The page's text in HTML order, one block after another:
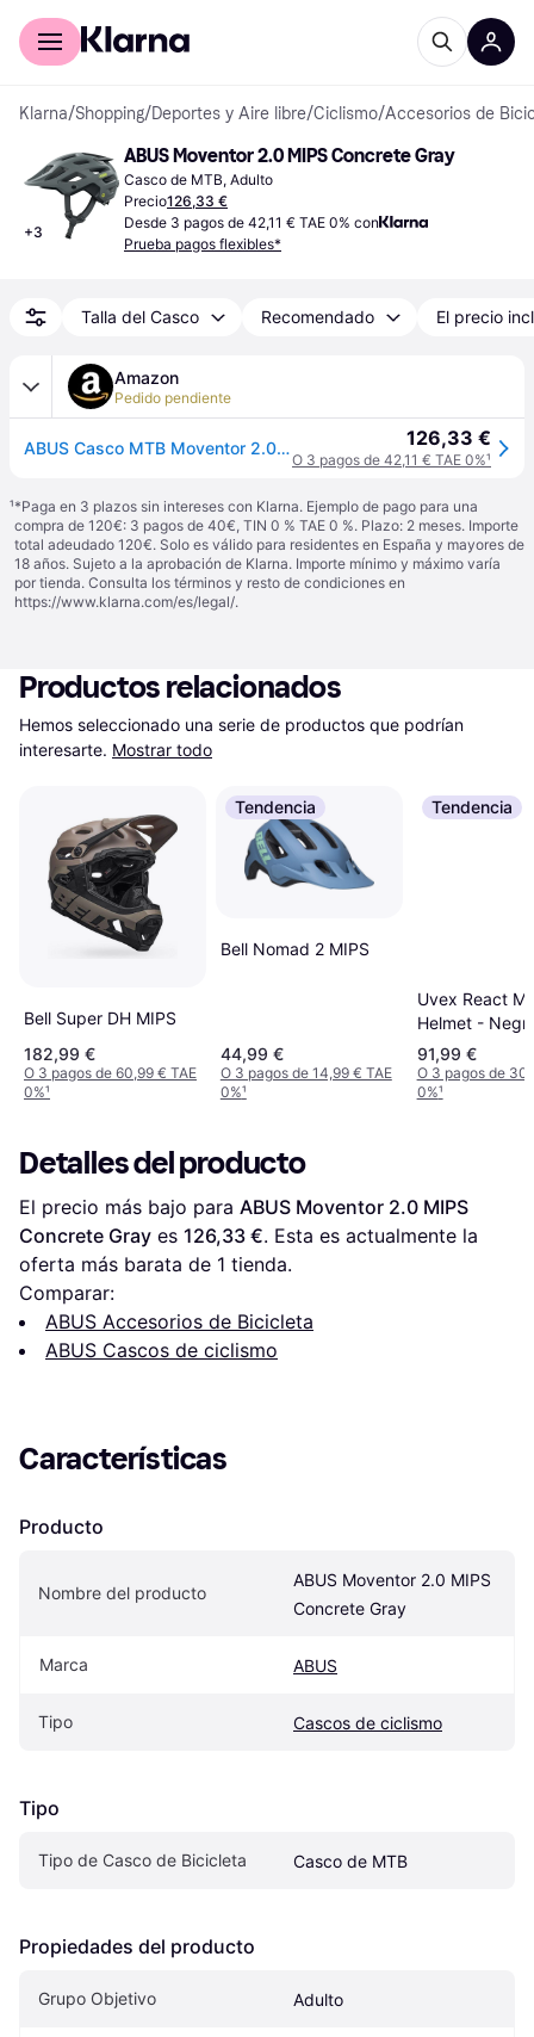
Comprar con Klarna
Klarna/Shopping/Deportes y Aire libre/Ciclismo/Accesorios de
+3
ABUS Moventor 2.0 MIPS Concrete Gray
Casco de MTB, Adulto
Precio126,33 €
Desde 3 pagos de 42,11 € TAE 0% con
Prueba pagos flexibles*
Talla del Casco Recomendado El precio
Amazon
Pedido pendiente
ABUS Casco MTB Moventor 2.0 MIPS, Casco Bicicleta Gris, Talla L 126,33 €
O 3 pagos de 42,11 € TAE 0%¹
¹*Paga en 3 plazos sin intereses con Klarna. Ejemplo de pago para una
compra de 120€: 3 pagos de 40€, TIN 0 % TAE 0 %. Plazo: 2 meses. Importe
total adeudado 120€. Solo es válido para residentes en España y mayores de
18 años. Sujeto a la aprobación de Klarna. Importe mínimo y máximo varía
por tienda. Consulta los términos y resto de condiciones en
https://www.klarna.com/es/legal/.
Productos relacionados
Hemos seleccionado una serie de productos que podrían
interesarte. Mostrar todo
Bell Super DH MIPS
182,99 €
O 3 pagos de 60,99 € TAE
0%¹
Tendencia
Bell Nomad 2 MIPS
44,99 €
O 3 pagos de 14,99 € TAE
0%¹
Tendencia
Uvex React
Helmet -
91,99 €
O 3 pagos de
0%¹
Detalles del producto
El precio más bajo para ABUS Moventor 2.0 MIPS
Concrete Gray es 126,33 €. Esta es actualmente la
oferta más barata de 1 tienda.
Comparar:
ABUS Accesorios de Bicicleta
ABUS Cascos de ciclismo
Características
Producto
Nombre del producto
ABUS Moventor 2.0 MIPS
Concrete Gray
Marca ABUS
Tipo Cascos de ciclismo
Tipo
Tipo de Casco de Bicicleta Casco de MTB
Propiedades del producto
Grupo Objetivo Adulto